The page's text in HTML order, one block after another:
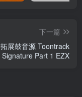
下一篇
拓展鼓音源 Toontrack
Signature Part 1 EZX